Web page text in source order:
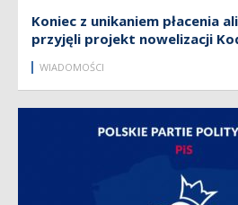
Koniec z unikaniem płacenia
przyjęli projekt nowelizacji
WIADOMOŚCI